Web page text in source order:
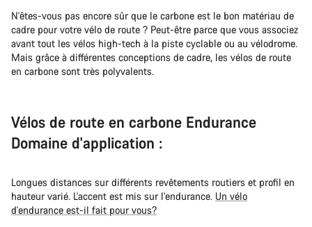
N'êtes-vous pas encore sûr que le carbone est le bon matériau de
cadre pour votre vélo de route ? Peut-être parce que vous associez
avant tout les vélos high-tech à la piste cyclable ou au vélodrome.
Mais grâce à différentes conceptions de cadre, les vélos de route
en carbone sont très polyvalents.
Vélos de route en carbone Endurance
Domaine d'application :
Longues distances sur différents revêtements routiers et profil en
hauteur varié. L'accent est mis sur l'endurance. Un vélo
d'endurance est-il fait pour vous?